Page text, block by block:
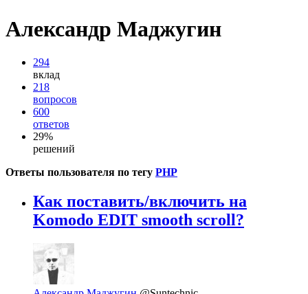
Александр Маджугин
294
вклад
218
вопросов
600
ответов
29%
решений
Ответы пользователя по тегу PHP
Как поставить/включить на
Komodo EDIT smooth scroll?